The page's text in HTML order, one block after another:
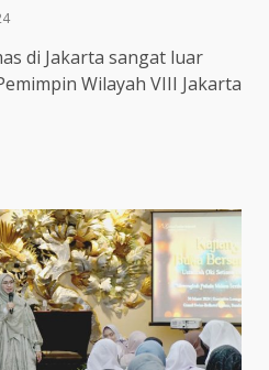
di Jakarta sangat luar
Wilayah VIII Jakarta